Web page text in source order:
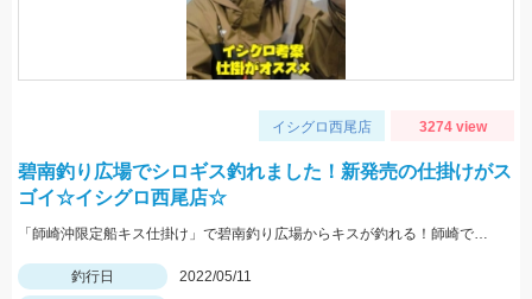
イシグロ西尾店 3274 view
碧南釣り広場でシロギス釣れました！新発売の仕掛けがス
ゴイ☆イシグロ西尾店☆
「師崎沖限定船キス仕掛け」で碧南釣り広場からキスが釣れる！師崎でも船でもないけどとっても使いやすい！
釣行日
2022/05/11